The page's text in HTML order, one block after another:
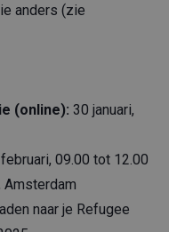
anders (zie
(online): 30 januari,
09.00 tot 12.00
Amsterdam
naar je Refugee